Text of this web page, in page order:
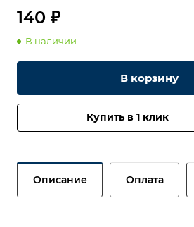
140 ₽
В наличии
В корзину
Купить в 1 клик
Описание Оплата